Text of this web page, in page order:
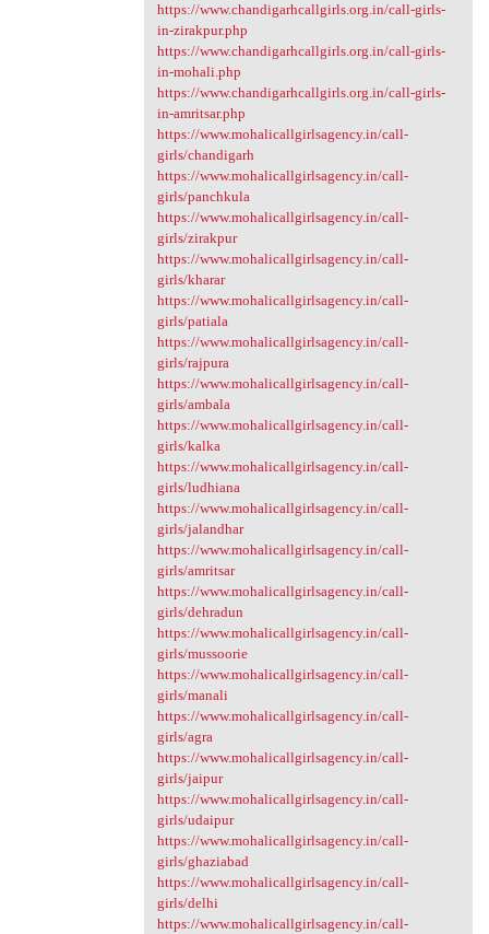
https://www.chandigarhcallgirls.org.in/call-girls-
in-zirakpur.php
https://www.chandigarhcallgirls.org.in/call-girls-
in-mohali.php
https://www.chandigarhcallgirls.org.in/call-girls-
in-amritsar.php
https://www.mohalicallgirlsagency.in/call-
girls/chandigarh
https://www.mohalicallgirlsagency.in/call-
girls/panchkula
https://www.mohalicallgirlsagency.in/call-
girls/zirakpur
https://www.mohalicallgirlsagency.in/call-
girls/kharar
https://www.mohalicallgirlsagency.in/call-
girls/patiala
https://www.mohalicallgirlsagency.in/call-
girls/rajpura
https://www.mohalicallgirlsagency.in/call-
girls/ambala
https://www.mohalicallgirlsagency.in/call-
girls/kalka
https://www.mohalicallgirlsagency.in/call-
girls/ludhiana
https://www.mohalicallgirlsagency.in/call-
girls/jalandhar
https://www.mohalicallgirlsagency.in/call-
girls/amritsar
https://www.mohalicallgirlsagency.in/call-
girls/dehradun
https://www.mohalicallgirlsagency.in/call-
girls/mussoorie
https://www.mohalicallgirlsagency.in/call-
girls/manali
https://www.mohalicallgirlsagency.in/call-
girls/agra
https://www.mohalicallgirlsagency.in/call-
girls/jaipur
https://www.mohalicallgirlsagency.in/call-
girls/udaipur
https://www.mohalicallgirlsagency.in/call-
girls/ghaziabad
https://www.mohalicallgirlsagency.in/call-
girls/delhi
https://www.mohalicallgirlsagency.in/call-